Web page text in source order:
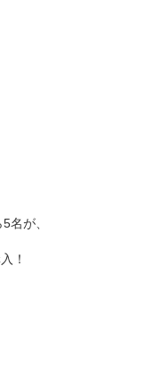
名が、
！